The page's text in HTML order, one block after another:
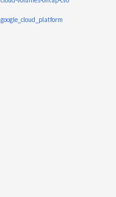
google_cloud_platform